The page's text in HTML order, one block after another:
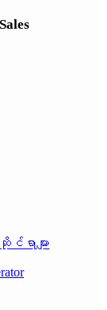
ာများ